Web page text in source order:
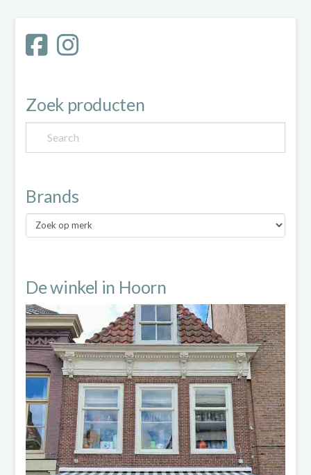
Zoek producten
Brands
Brands
De winkel in Hoorn